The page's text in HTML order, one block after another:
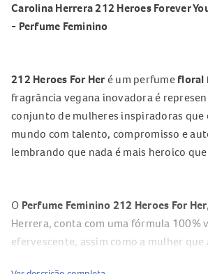
Carolina Herrera 212 Heroes Forever
- Perfume Feminino
212 Heroes For Her é um perfumefloral
fragrância vegana inovadora é
conjunto de mulheres inspiradoras que
mundo com talento, compromisso e
lembrando que nada é mais heroico
O Perfume Feminino 212 Heroes For Her
Herrera, conta com uma fórmula 100%
efervescente, assim como a mulher que